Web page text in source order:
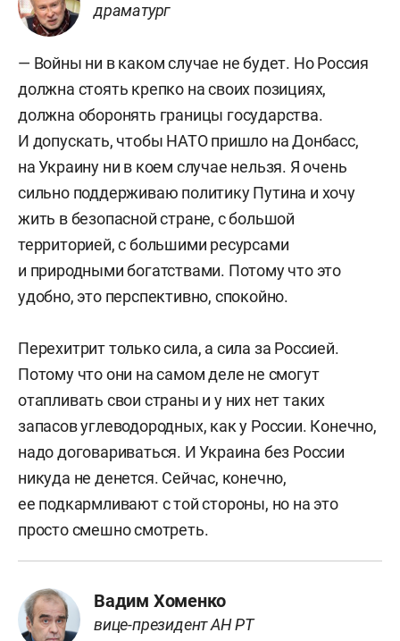
драматург
— Войны ни в каком случае не будет. Но Россия
должна стоять крепко на своих позициях,
должна оборонять границы государства.
И допускать, чтобы НАТО пришло на Донбасс,
на Украину ни в коем случае нельзя. Я очень
сильно поддерживаю политику Путина и хочу
жить в безопасной стране, с большой
территорией, с большими ресурсами
и природными богатствами. Потому что это
удобно, это перспективно, спокойно.
Перехитрит только сила, а сила за Россией.
Потому что они на самом деле не смогут
отапливать свои страны и у них нет таких
запасов углеводородных, как у России. Конечно,
надо договариваться. И Украина без России
никуда не денется. Сейчас, конечно,
ее подкармливают с той стороны, но на это
просто смешно смотреть.
Вадим Хоменко
вице-президент АН РТ